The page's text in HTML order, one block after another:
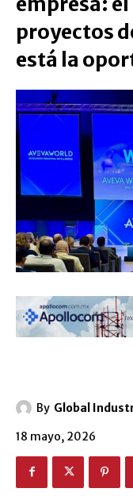
proyectos
está la
By Global
18 mayo, 2026